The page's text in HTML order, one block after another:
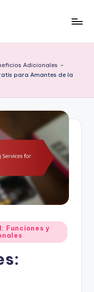
Adicionales -
para Amantes de la
Funciones y